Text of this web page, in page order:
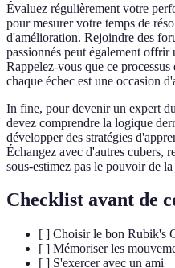
Évaluez régulièrement votre
pour mesurer votre temps de
d'amélioration. Rejoindre des
passionnés peut également offrir
Rappelez-vous que ce
chaque échec est une occasion
In fine, pour devenir un expert
devez comprendre la logique
développer des stratégies
Échangez avec d'autres cubers,
sous-estimez pas le pouvoir de
Checklist avant de
[ ] Choisir le bon Rubik's
[ ] Mémoriser les
[ ] S'exercer avec un ami